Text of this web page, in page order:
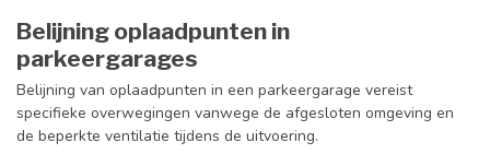
Belijning oplaadpunten in
parkeergarages
Belijning van oplaadpunten in een parkeergarage vereist
specifieke overwegingen vanwege de afgesloten omgeving en
de beperkte ventilatie tijdens de uitvoering.